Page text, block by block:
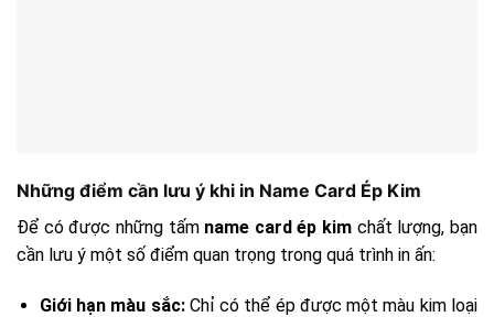
Những điểm cần lưu ý khi in Name Card Ép Kim
Để có được những tấm name card ép kim chất lượng, bạn
cần lưu ý một số điểm quan trọng trong quá trình in ấn:
Giới hạn màu sắc:Chỉ có thể ép được một màu kim loại